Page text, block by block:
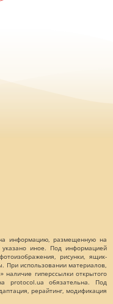
информацию, размещенную на
иное. Под информацией
рисунки, ящик-
При использовании материалов,
гиперссылки открытого
protocol.ua обязательна. Под
рерайтинг, модификация